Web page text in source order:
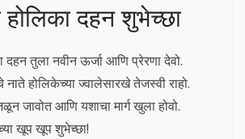
होलिका दहन शुभेच्छा
दहन तुला नवीन ऊर्जा आणि प्रेरणा देवो.
होलिकेच्या ज्वालेसारखे तेजस्वी राहो.
जावोत आणि यशाचा मार्ग खुला होवो.
खूप खूप शुभेच्छा!